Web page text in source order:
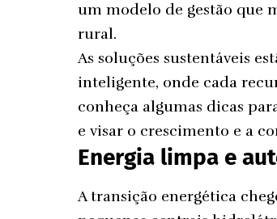
um modelo de gestão que
rural.
As soluções sustentáveis
inteligente, onde cada
conheça algumas dicas
e visar o crescimento e a
Energia limpa e
A transição energética